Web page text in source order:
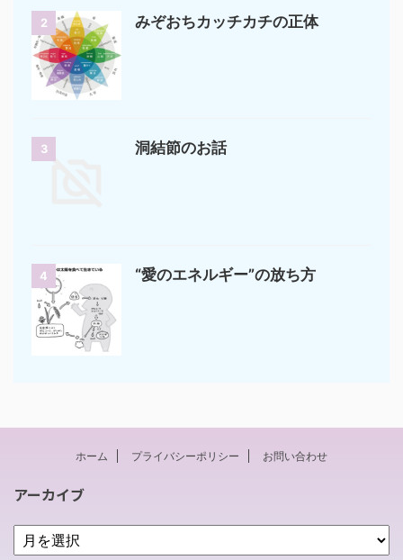
2 みぞおちカッチカチの正体
3 洞結節のお話
4 “愛のエネルギー”の放ち方
ホーム プライバシーポリシー お問い合わせ
アーカイブ